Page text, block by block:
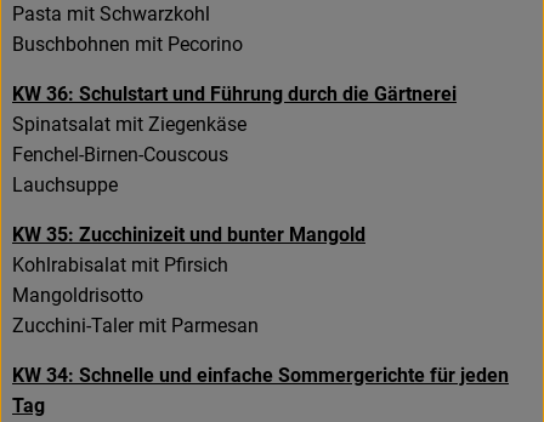
Pasta mit Schwarzkohl
Buschbohnen mit Pecorino
KW 36: Schulstart und Führung durch die Gärtnerei
Spinatsalat mit Ziegenkäse
Fenchel-Birnen-Couscous
Lauchsuppe
KW 35: Zucchinizeit und bunter Mangold
Kohlrabisalat mit Pfirsich
Mangoldrisotto
Zucchini-Taler mit Parmesan
KW 34: Schnelle und einfache Sommergerichte für jeden
Tag